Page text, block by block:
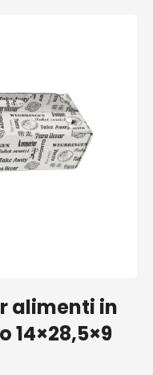
alimenti in
14×28,5×9